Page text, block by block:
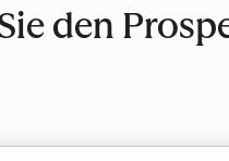
den